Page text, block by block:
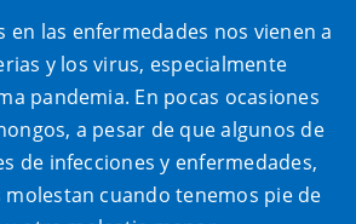
en las enfermedades nos vienen a
y los virus, especialmente
pandemia. En pocas ocasiones
a pesar de que algunos de
de infecciones y enfermedades,
cuando tenemos pie de